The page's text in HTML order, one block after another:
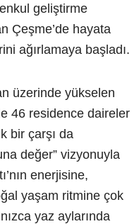
geliştirme
Çeşme’de hayata
ağırlamaya başladı.
üzerinde yükselen
46 residence daireler
bir çarşı da
değer” vizyonuyla
enerjisine,
yaşam ritmine çok
yaz aylarında